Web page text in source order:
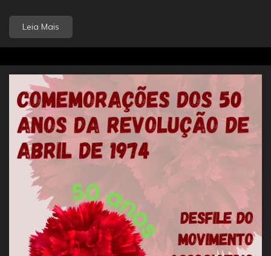
Leia Mais